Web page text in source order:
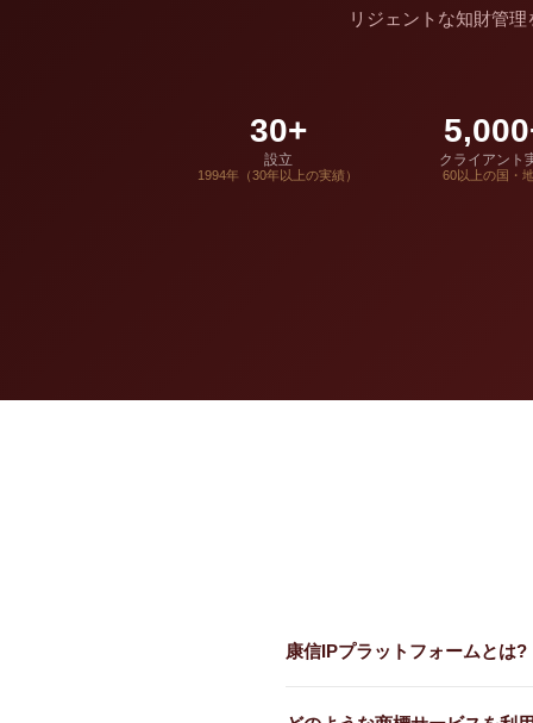
リジェントな知財管
30+
設立
1994年（30年以上の実績）
クライアント
60以上の国・
康信IPプラットフォームとは?